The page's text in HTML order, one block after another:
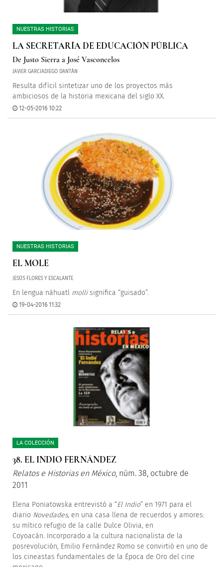
NUESTRAS HISTORIAS
LA SECRETARÍA DE EDUCACIÓN PÚBLICA
De Justo Sierra a José Vasconcelos
JAVIER GARCIADIEGO DANTÁN
Resulta difícil sintetizar uno de los proyectos más
ambiciosos de la historia mexicana del siglo XX.
12-05-2016 10:22
NUESTRAS HISTORIAS
EL MOLE
JESÚS FLORES Y ESCALANTE
En lengua náhuatl mollisignifica “guisado”.
19-04-2016 11:32
LA COLECCIÓN
38. EL INDIO FERNÁNDEZ
Relatos e Historias en México, núm. 38, octubre de
2011
Elena Poniatowska entrevistó a “El Indio” en 1971 para el
diario Novedades, en una casa llena de recuerdos y amores:
su mítico refugio de la calle Dulce Olivia, en
Coyoacán. Incorporado a la cultura nacionalista de la
posrevolución, Emilio Fernández Romo se convirtió en uno de
los cineastas fundamentales de la Época de Oro del cine